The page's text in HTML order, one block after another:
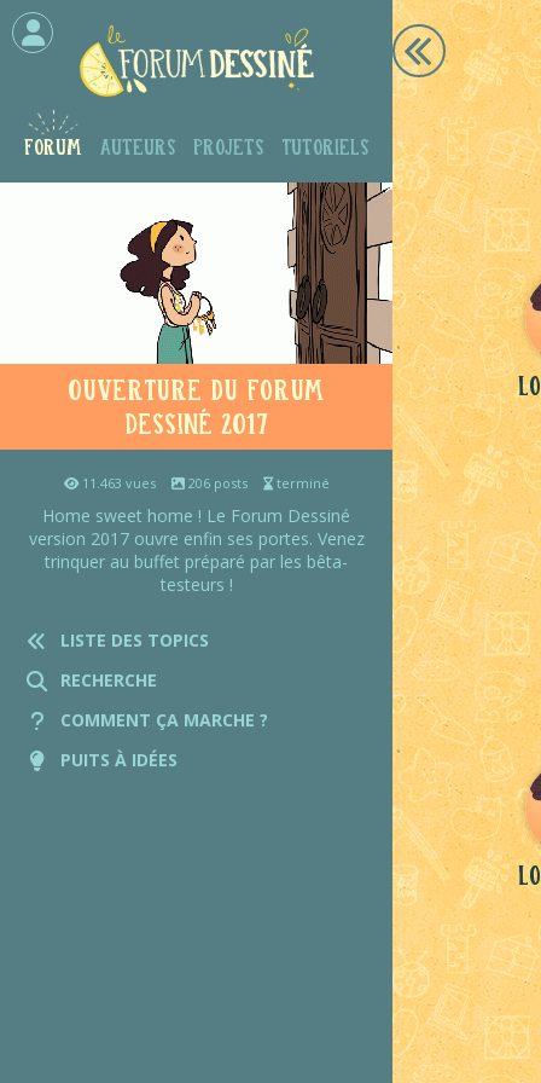
Forum Auteurs Projets Tutoriels
Ouverture du Forum
Dessiné 2017
11.463 vues 206 posts terminé
Home sweet home ! Le Forum Dessiné
version 2017 ouvre enfin ses portes. Venez
trinquer au buffet préparé par les bêta-
testeurs !
LISTE DES TOPICS
RECHERCHE
COMMENT ÇA MARCHE ?
PUITS À IDÉES